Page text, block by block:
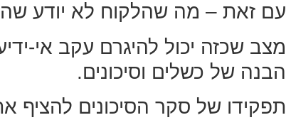
עם זאת – מה שהלקוח לא יודע
מצב שכזה יכול להיגרם עקב אי-
הבנה של כשלים וסיכונים.
תפקידו של סקר הסיכונים להציף